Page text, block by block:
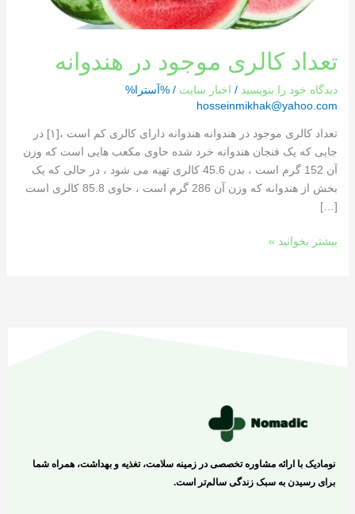
تعداد کالری موجود در هندوانه
دیدگاه‌ خود را بنویسید / اخبار سایت / %آسترا%
hosseinmikhak@yahoo.com
تعداد کالری موجود در هندوانه هندوانه دارای کالری کم است ،[١] در
جایی که یک فنجان هندوانه خرد شده حاوی مکعب هایی است که وزن
آن 152 گرم است ، بدن 45.6 کالری تهیه می شود ، در حالی که یک
بخش از هندوانه که وزن آن 286 گرم است ، حاوی 85.8 کالری است
[…]
بیشتر بخوانید »
نومادیک با ارائه مشاوره تخصصی در زمینه سلامت، تغذیه و بهداشت، همراه شما
برای رسیدن به سبک زندگی سالم‌تر است.